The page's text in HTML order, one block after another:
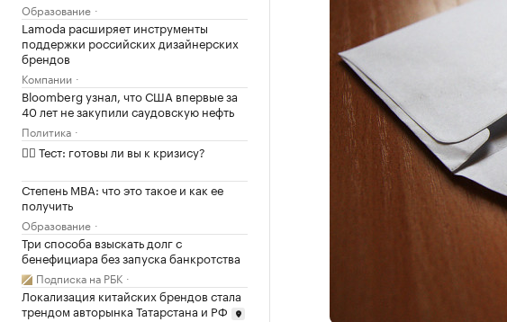
Образование
Lamoda расширяет инструменты
поддержки российских дизайнерских
брендов
Компании
Bloomberg узнал, что США впервые за
40 лет не закупили саудовскую нефть
Политика
✍🏻 Тест: готовы ли вы к кризису?
Степень MBA: что это такое и как ее
получить
Образование
Три способа взыскать долг с
бенефициара без запуска банкротства
Подписка на РБК
Локализация китайских брендов стала
трендом авторынка Татарстана и РФ